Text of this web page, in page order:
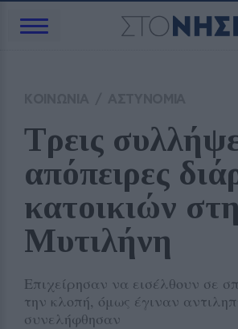
Τρεις
απόπειρες
κατοικιών στη
Μυτιλήνη
Επιχείρησαν να εισέλθουν σε
την κλοπή, όμως έγιναν
συνελήφθησαν